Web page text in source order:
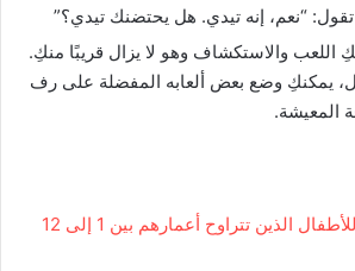
“نعم، إنه تيدي. هل يحتضنك تيدي؟”
والاستكشاف وهو لا يزال قريبًا منكِ.
يمكنكِ وضع بعض ألعابه المفضلة على رف
المعيشة.
22 نشاط لعب جذاب للأطفال الذين تتراوح أعمارهم بين 1 إلى 12